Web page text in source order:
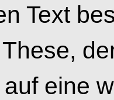
Text
eine